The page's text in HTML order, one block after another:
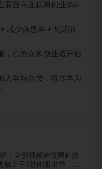
要面向互联网创业类&
减少信息差 + 见识各
，也为众多创业者开启
入本站会员，将尽早为
，全新视频审核黑科技
脑上手5秒闭眼出单，不